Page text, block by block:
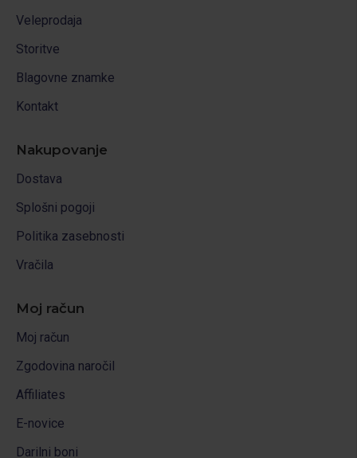
Veleprodaja
Storitve
Blagovne znamke
Kontakt
Nakupovanje
Dostava
Splošni pogoji
Politika zasebnosti
Vračila
Moj račun
Moj račun
Zgodovina naročil
Affiliates
E-novice
Darilni boni